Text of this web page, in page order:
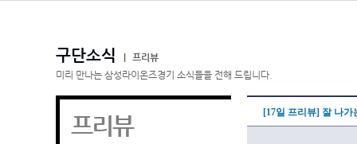
구단소식
프리뷰
미리 만나는 삼성라이온즈경기 소식들을 전해 드립니다.
프리뷰 [17일 프리뷰] 잘 나